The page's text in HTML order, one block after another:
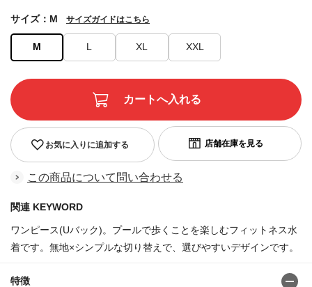
M L XL XXL
サイズ：M サイズガイドはこちら
お気に入りに追加する
この商品について問い合わせる
関連 KEYWORD
ワンピース(Uバック)。プールで歩くことを楽しむフィットネス水
着です。無地×シンプルな切り替えで、選びやすいデザインです。
特徴